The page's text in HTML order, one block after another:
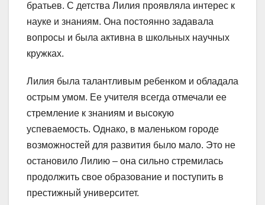
братьев. С детства Лилия проявляла интерес к
науке и знаниям. Она постоянно задавала
вопросы и была активна в школьных научных
кружках.
Лилия была талантливым ребенком и обладала
острым умом. Ее учителя всегда отмечали ее
стремление к знаниям и высокую
успеваемость. Однако, в маленьком городе
возможностей для развития было мало. Это не
остановило Лилию – она сильно стремилась
продолжить свое образование и поступить в
престижный университет.